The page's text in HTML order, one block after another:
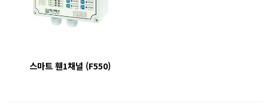
스마트 휀1채널 (F550)